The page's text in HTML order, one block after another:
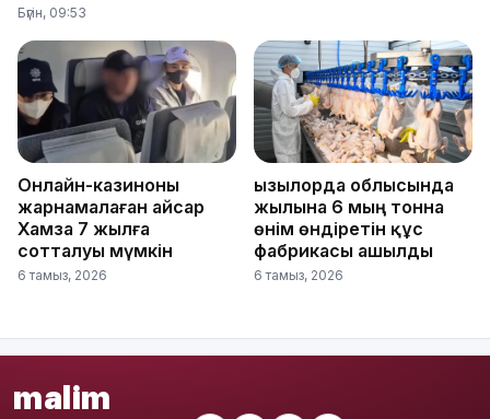
Бүгін, 09:53
Онлайн-казиноны
жарнамалаған Қайсар
Хамза 7 жылға
сотталуы мүмкін
6 тамыз, 2026
Қызылорда облысында
жылына 6 мың тонна
өнім өндіретін құс
фабрикасы ашылды
6 тамыз, 2026
malim